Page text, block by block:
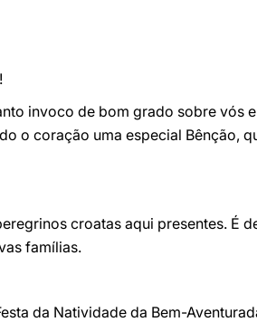
invoco de bom grado sobre vós
o coração uma especial Bênção,
croatas aqui presentes. É
famílias.
da Natividade da Bem-